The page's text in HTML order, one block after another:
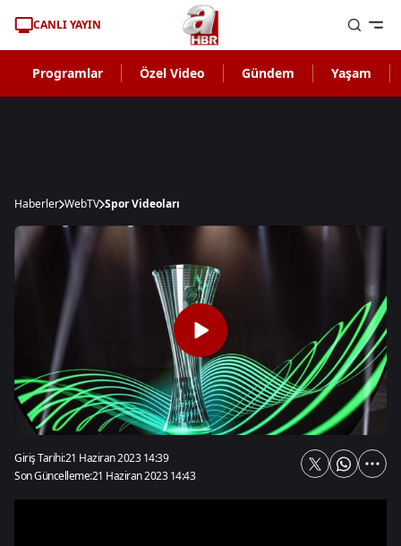
CANLI YAYIN
Programlar Özel Video Gündem Yaşam
Haberler WebTV Spor Videoları
Giriş Tarihi:21 Haziran 2023 14:39
Son Güncelleme:21 Haziran 2023 14:43